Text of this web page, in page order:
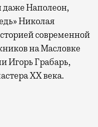
даже Наполеон,
Николая
современной
на Масловке
Игорь Грабарь,
XX века.